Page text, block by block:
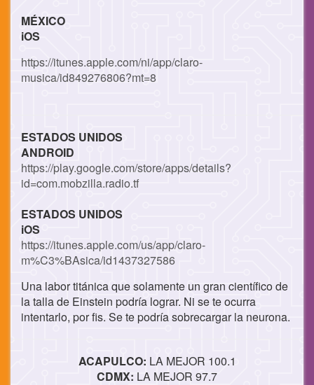
MÉXICO
iOS
https://itunes.apple.com/ni/app/claro-
musica/id849276806?mt=8
ESTADOS UNIDOS
ANDROID
https://play.google.com/store/apps/details?
id=com.mobzilla.radio.tf
ESTADOS UNIDOS
iOS
https://itunes.apple.com/us/app/claro-
m%C3%BAsica/id1437327586
Una labor titánica que solamente un gran científico de
la talla de Einstein podría lograr. Ni se te ocurra
intentarlo, por fis. Se te podría sobrecargar la neurona.
ACAPULCO: LA MEJOR 100.1
CDMX: LA MEJOR 97.7